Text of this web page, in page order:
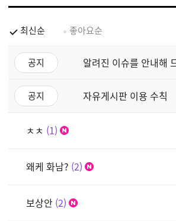
최신순 좋아요순
공지 알려진 이슈를 안내해
공지 자유게시판 이용 수칙
ㅊㅊ 1
왜케 화남? 2
보상안 2